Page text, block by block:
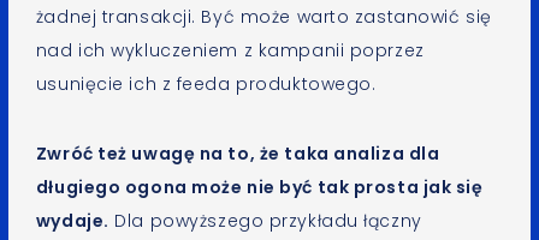
żadnej transakcji. Być może warto zastanowić się
nad ich wykluczeniem z kampanii poprzez
usunięcie ich z feeda produktowego.
Zwróć też uwagę na to, że taka analiza dla
długiego ogona może nie być tak prosta jak się
wydaje. Dla powyższego przykładu łączny